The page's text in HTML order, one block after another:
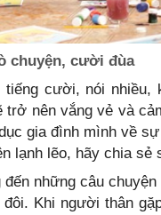
chuyện, cười đùa
tiếng cười, nói nhiều,
trở nên vắng vẻ và
gia đình mình về
lạnh lẽo, hãy chia
đến những câu
Khi người thân